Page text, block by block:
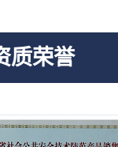
质荣誉